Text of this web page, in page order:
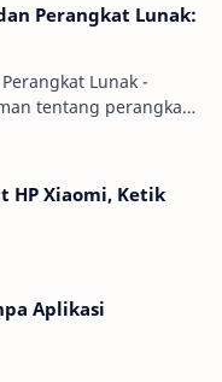
Perangkat Lunak:
Lunak -
tentang perangkat
HP Xiaomi, Ketik
Aplikasi